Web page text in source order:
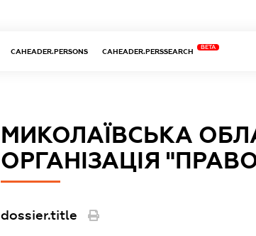
CAHEADER.PERSONS CAHEADER.PERSSEARCH
BETA
МИКОЛАЇВСЬКА
ОРГАНІЗАЦІЯ
dossier.title